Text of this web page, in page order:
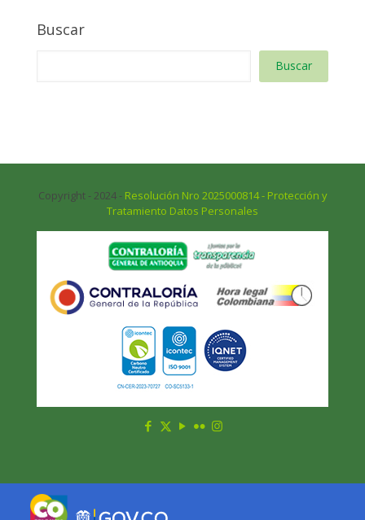
Buscar
Buscar
Copyright - 2024 - Resolución Nro 2025000814 - Protección y
Tratamiento Datos Personales